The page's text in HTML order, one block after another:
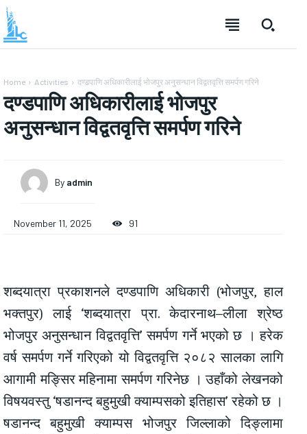
Home Activities दण्डपाणि अधिकारीलाई भोजपुर अनुसन्धान विद्वतवृत्ति समर्पण गरिने
दण्डपाणि अधिकारीलाई भोजपुर
अनुसन्धान विद्वतवृत्ति समर्पण गरिने
By admin
November 11, 2025 91
शब्दयात्रा प्रकाशनले दण्डपाणि अधिकारी (भोजपुर, हाल
भक्तपुर) लाई ‘शब्दयात्रा प्रा. केदारनाथ–लीला श्रेष्ठ
भोजपुर अनुसन्धान विद्वतवृत्ति’ समर्पण गर्ने भएको छ । हरेक
वर्ष समर्पण गर्ने गरिएको यो विद्वतवृत्ति २०८२ सालका लागि
आगामी मङ्सिर महिनामा समर्पण गरिनेछ । उहाँको लेखनको
विषयवस्तु ‘षडानन्द बहुमुखी क्याम्पसको इतिहास’ रहेको छ ।
षडानन्द बहुमुखी क्याम्पस भोजपुर जिल्लाको दिङ्लामा